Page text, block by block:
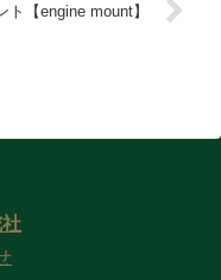
【engine mount】